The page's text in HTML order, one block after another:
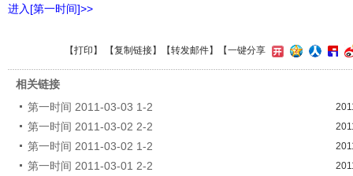
进入[第一时间]>>
【打印 】 【复制链接】【转发邮件】 【一键分享
相关链接
第一时间 2011-03-03 1-2
第一时间 2011-03-02 2-2
第一时间 2011-03-02 1-2
第一时间 2011-03-01 2-2